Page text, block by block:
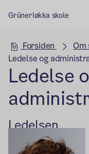
Grünerløkka skole
Forsiden
Om
Ledelse og
Ledelse
Ledelsen